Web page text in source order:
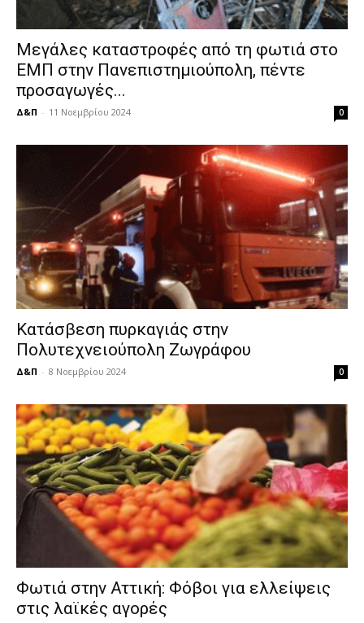
Μεγάλες καταστροφές από τη φωτιά στο
ΕΜΠ στην Πανεπιστημιούπολη, πέντε
προσαγωγές...
Δ&Π - 11 Νοεμβρίου 2024 0
Κατάσβεση πυρκαγιάς στην
Πολυτεχνειούπολη Ζωγράφου
Δ&Π - 8 Νοεμβρίου 2024 0
Φωτιά στην Αττική: Φόβοι για ελλείψεις
στις λαϊκές αγορές